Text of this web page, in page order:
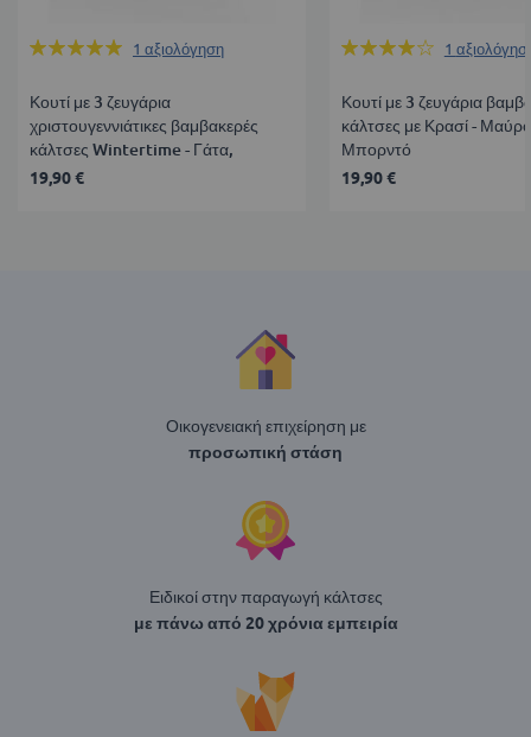
Βαθμολογία:
1 αξιολόγηση
Κουτί με 3 ζευγάρια
χριστουγεννιάτικες βαμβακερές
κάλτσες Wintertime - Γάτα,
Σκύλος, Πιγκουίνος
19,90 €
Βαθμολογία:
1
Κουτί με 3 ζευγάρια
κάλτσες με Κρασί -
Μπορντό
19,90 €
Οικογενειακή επιχείρηση με
προσωπική στάση
Ειδικοί στην παραγωγή κάλτσες
με πάνω από 20 χρόνια εμπειρία